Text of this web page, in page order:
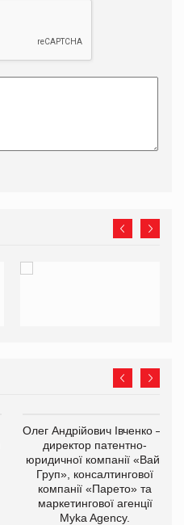
Олег Андрійович Івченко —
директор патентно-
юридичної компанії «Вайз
Груп», консалтингової
компанії «Парето» та
маркетингової агенції
Myka Agency.